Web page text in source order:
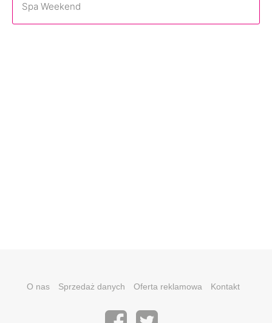
Spa Weekend
O nas Sprzedaż danych Oferta reklamowa Kontakt